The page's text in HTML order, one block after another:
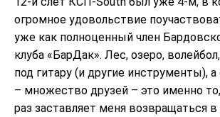
огромное удовольствие
уже как полноценный член
клуба «БарДак». Лес, озеро,
под гитару (и другие инструменты),
– множество друзей – это именно
раз заставляет меня возвращаться